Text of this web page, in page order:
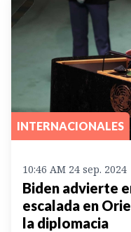
INTERNACIONALES
10:46 AM 24 sep. 2024
Biden advierte
escalada en
la diplomacia